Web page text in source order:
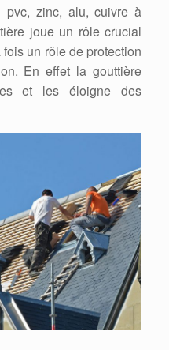
pvc, zinc, alu, cuivre à
joue un rôle crucial
un rôle de protection
En effet la gouttière
et les éloigne des